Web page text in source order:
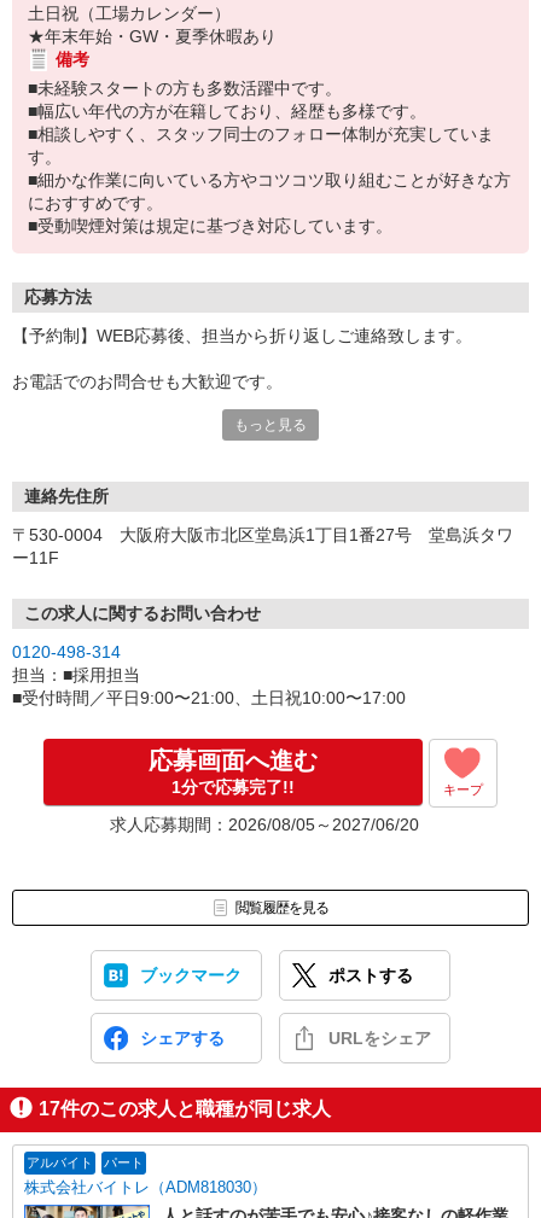
土日祝（工場カレンダー）
★年末年始・GW・夏季休暇あり
備考
■未経験スタートの方も多数活躍中です。
■幅広い年代の方が在籍しており、経歴も多様です。
■相談しやすく、スタッフ同士のフォロー体制が充実していま
す。
■細かな作業に向いている方やコツコツ取り組むことが好きな方
におすすめです。
■受動喫煙対策は規定に基づき対応しています。
応募方法
【予約制】WEB応募後、担当から折り返しご連絡致します。
お電話でのお問合せも大歓迎です。
休業中のご応募・お問い合わせにつきましては、
（※土日祝は10：00〜17：00の営業となります。）
よろしくお願い致します。
8月8日（土）〜8月9日（日）：10:00〜17:00
8月10日（月）：時短営業9:00〜18:00
8月11日（火・祝）〜8月16日（日）：休業
――――――――――――――――――――――
もっと見る
連絡先住所
〒530-0004 大阪府大阪市北区堂島浜1丁目1番27号 堂島浜タワ
ー11F
この求人に関するお問い合わせ
0120-498-314
担当：■採用担当
■受付時間／平日9:00〜21:00、土日祝10:00〜17:00
応募画面へ進む
1分で応募完了!! キープ
求人応募期間：2026/08/05～2027/06/20
閲覧履歴を見る
ブックマーク ポストする
シェアする URLをシェア
17件のこの求人と職種が同じ求人
アルバイト パート
株式会社バイトレ（ADM818030）